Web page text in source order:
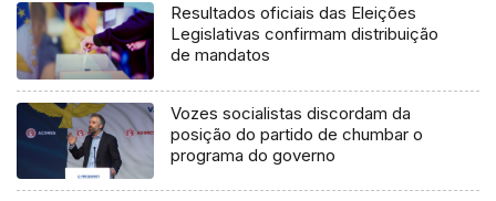
Resultados oficiais das Eleições
Legislativas confirmam distribuição
de mandatos
Vozes socialistas discordam da
posição do partido de chumbar o
programa do governo